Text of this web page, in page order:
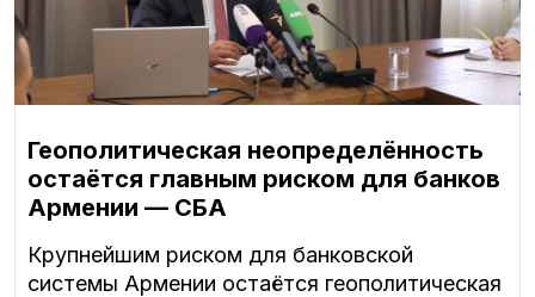
Геополитическая неопределённость
остаётся главным риском для банков
Армении — СБА
Крупнейшим риском для банковской
системы Армении остаётся геополитическая